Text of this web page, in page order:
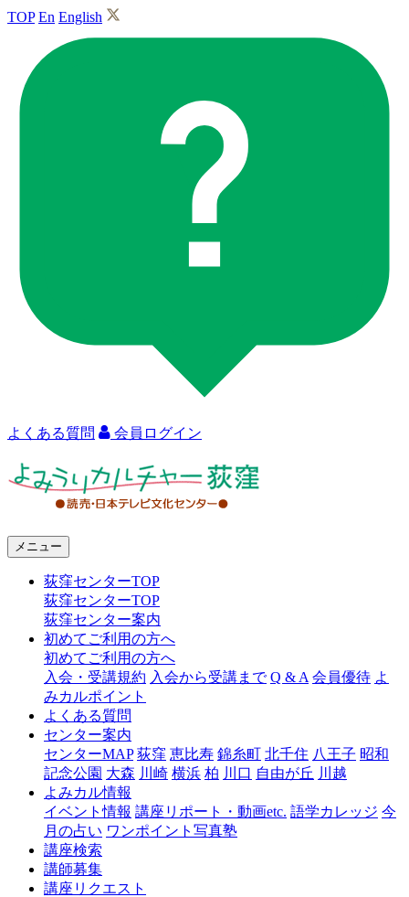
TOP En English
よくある質問 会員ログイン
ャ
窪
メニュー
荻窪センターTOP
荻窪センターTOP
荻窪センター案内
初めてご利用の方へ
初めてご利用の方へ
入会・受講規約 入会から受講まで Q & A 会員優待 よ
みカルポイント
よくある質問
センター案内
センターMAP 荻窪 恵比寿 錦糸町 北千住 八王子 昭和
記念公園 大森 川崎 横浜 柏 川口 自由が丘 川越
よみカル情報
イベント情報 講座リポート・動画etc. 語学カレッジ 今
月の占い ワンポイント写真塾
講座検索
講師募集
講座リクエスト